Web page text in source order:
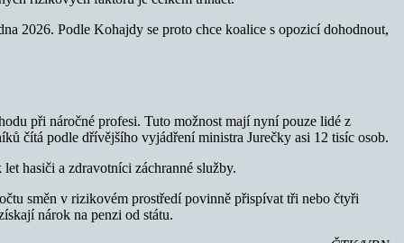
2026. Podle Kohajdy se proto chce koalice s opozicí dohodnout,
při náročné profesi. Tuto možnost mají nyní pouze lidé z
čítá podle dřívějšího vyjádření ministra Jurečky asi 12 tisíc osob.
hasiči a zdravotníci záchranné služby.
směn v rizikovém prostředí povinně přispívat tři nebo čtyři
nárok na penzi od státu.